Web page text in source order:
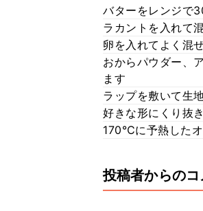
バターをレンジで
ラカントを入れて
卵を入れてよく混
おからパウダー、
ます
ラップを敷いて生
好きな形にくり抜
170℃に予熱したオ
投稿者からのコ